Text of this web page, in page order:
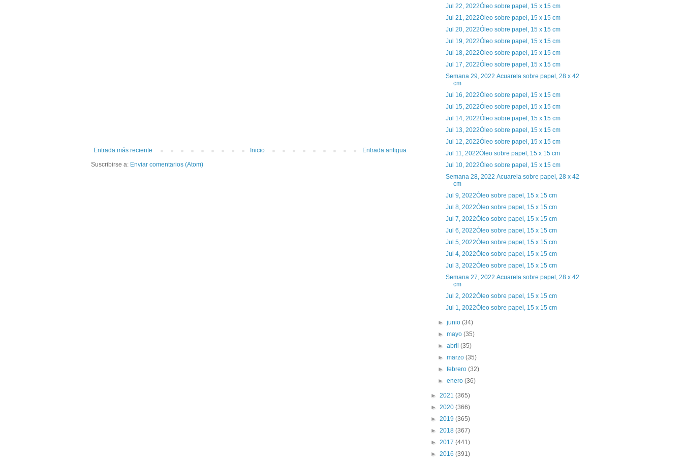
Entrada más reciente Entrada antigua
Inicio
Suscribirse a: Enviar comentarios (Atom)
Jul 22, 2022Óleo sobre papel, 15 x 15 cm
Jul 21, 2022Óleo sobre papel, 15 x 15 cm
Jul 20, 2022Óleo sobre papel, 15 x 15 cm
Jul 19, 2022Óleo sobre papel, 15 x 15 cm
Jul 18, 2022Óleo sobre papel, 15 x 15 cm
Jul 17, 2022Óleo sobre papel, 15 x 15 cm
Semana 29, 2022 Acuarela sobre papel, 28 x 42
cm
Jul 16, 2022Óleo sobre papel, 15 x 15 cm
Jul 15, 2022Óleo sobre papel, 15 x 15 cm
Jul 14, 2022Óleo sobre papel, 15 x 15 cm
Jul 13, 2022Óleo sobre papel, 15 x 15 cm
Jul 12, 2022Óleo sobre papel, 15 x 15 cm
Jul 11, 2022Óleo sobre papel, 15 x 15 cm
Jul 10, 2022Óleo sobre papel, 15 x 15 cm
Semana 28, 2022 Acuarela sobre papel, 28 x 42
cm
Jul 9, 2022Óleo sobre papel, 15 x 15 cm
Jul 8, 2022Óleo sobre papel, 15 x 15 cm
Jul 7, 2022Óleo sobre papel, 15 x 15 cm
Jul 6, 2022Óleo sobre papel, 15 x 15 cm
Jul 5, 2022Óleo sobre papel, 15 x 15 cm
Jul 4, 2022Óleo sobre papel, 15 x 15 cm
Jul 3, 2022Óleo sobre papel, 15 x 15 cm
Semana 27, 2022 Acuarela sobre papel, 28 x 42
cm
Jul 2, 2022Óleo sobre papel, 15 x 15 cm
Jul 1, 2022Óleo sobre papel, 15 x 15 cm
►junio(34)
►mayo(35)
►abril(35)
►marzo(35)
►febrero(32)
►enero(36)
► 2021 (365)
► 2020 (366)
► 2019 (365)
► 2018 (367)
► 2017 (441)
► 2016 (391)